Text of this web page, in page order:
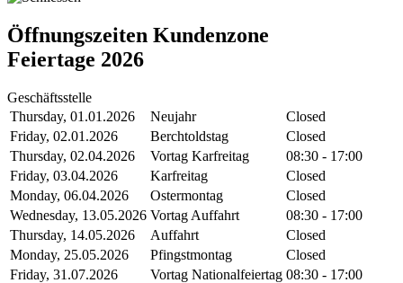
Öffnungszeiten Kundenzone
Feiertage 2026
Geschäftsstelle
Thursday, 01.01.2026
Neujahr
Closed
Friday, 02.01.2026
Berchtoldstag
Closed
Thursday, 02.04.2026
Vortag Karfreitag
08:30 - 17:00
Friday, 03.04.2026
Karfreitag
Closed
Monday, 06.04.2026
Ostermontag
Closed
Wednesday, 13.05.2026 Vortag Auffahrt
08:30 - 17:00
Thursday, 14.05.2026
Auffahrt
Closed
Monday, 25.05.2026
Pfingstmontag
Closed
Friday, 31.07.2026
Vortag Nationalfeiertag 08:30 - 17:00